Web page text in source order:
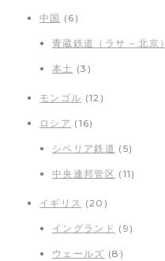
中国 (6)
青蔵鉄道（ラサ – 北京）
本土 (3)
モンゴル (12)
ロシア (16)
シベリア鉄道 (5)
中央連邦管区 (11)
イギリス (20)
イングランド (9)
ウェールズ (8)